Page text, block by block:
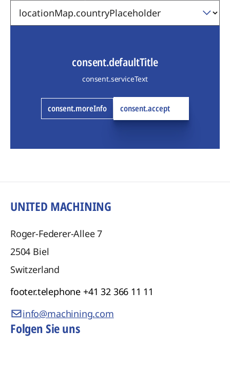
consent.defaultTitle
consent.serviceText
consent.moreInfo consent.accept
UNITED MACHINING
Roger-Federer-Allee 7
2504 Biel
Switzerland
footer.telephone +41 32 366 11 11
info@machining.com
Folgen Sie uns